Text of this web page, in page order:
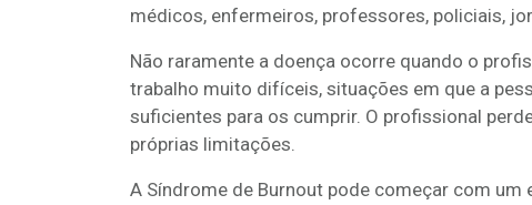
médicos, enfermeiros, professores, policiais,
Não raramente a doença ocorre quando o
trabalho muito difíceis, situações em que a
suficientes para os cumprir. O profissional
próprias limitações.
A Síndrome de Burnout pode começar com